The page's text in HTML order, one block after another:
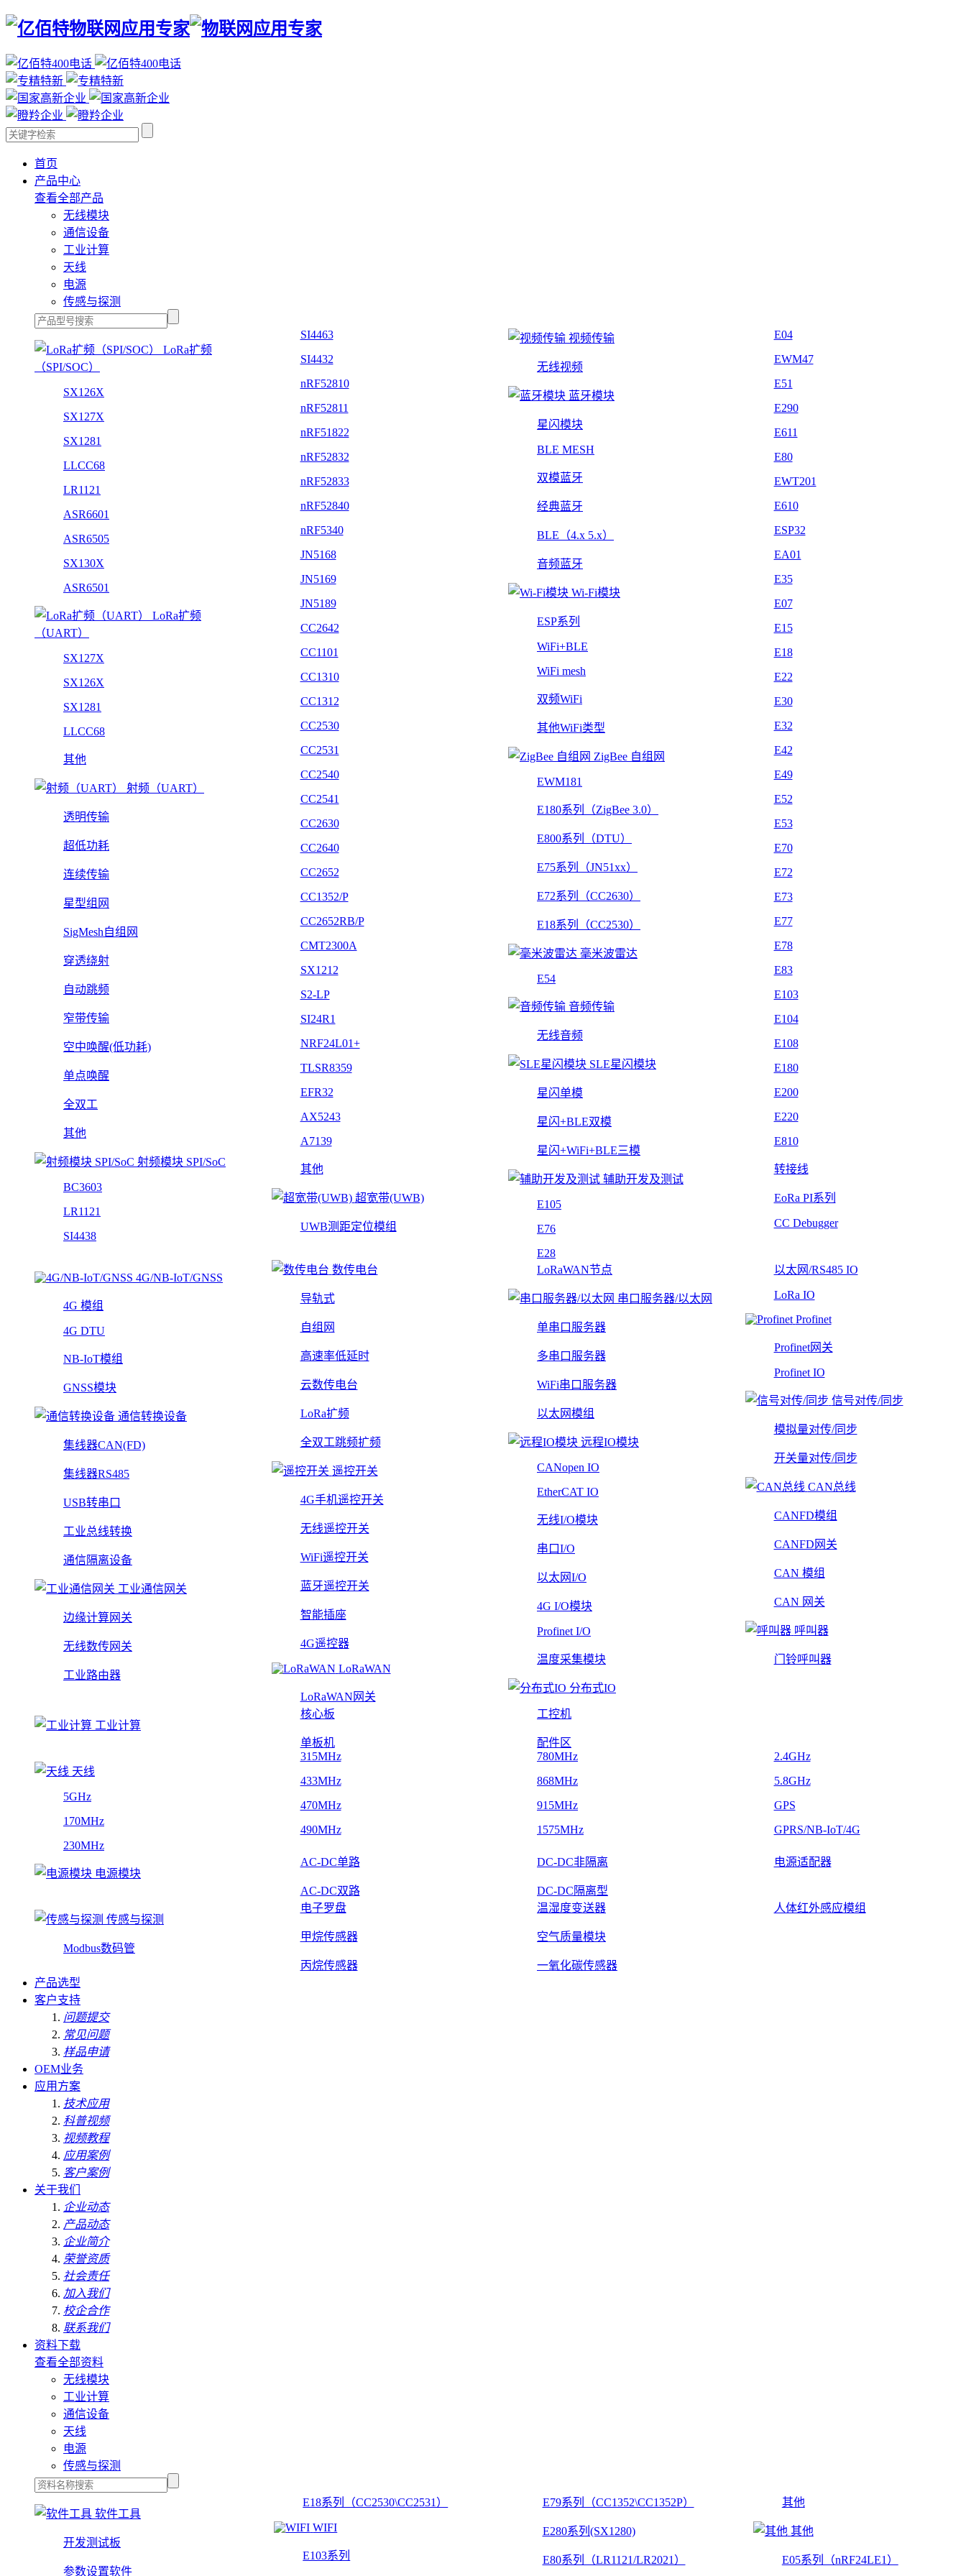
首页
产品中心
查看全部产品
无线模块
通信设备
工业计算
天线
电源
传感与探测
LoRa扩频
（SPI/SOC）
SX126X
SX127X
SX1281
LLCC68
LR1121
ASR6601
ASR6505
SX130X
ASR6501
LoRa扩频
（UART）
SX127X
SX126X
SX1281
LLCC68
其他
射频（UART）
透明传输
超低功耗
连续传输
星型组网
SigMesh自组网
穿透绕射
自动跳频
窄带传输
空中唤醒(低功耗)
单点唤醒
全双工
其他
射频模块 SPI/SoC
BC3603
LR1121
SI4438
SI4463
SI4432
nRF52810
nRF52811
nRF51822
nRF52832
nRF52833
nRF52840
nRF5340
JN5168
JN5169
JN5189
CC2642
CC1101
CC1310
CC1312
CC2530
CC2531
CC2540
CC2541
CC2630
CC2640
CC2652
CC1352/P
CC2652RB/P
CMT2300A
SX1212
S2-LP
SI24R1
NRF24L01+
TLSR8359
EFR32
AX5243
A7139
其他
超宽带(UWB)
UWB测距定位模组
视频传输
无线视频
蓝牙模块
星闪模块
BLE MESH
双模蓝牙
经典蓝牙
BLE（4.x 5.x）
音频蓝牙
Wi-Fi模块
ESP系列
WiFi+BLE
WiFi mesh
双频WiFi
其他WiFi类型
ZigBee 自组网
EWM181
E180系列（ZigBee 3.0）
E800系列（DTU）
E75系列（JN51xx）
E72系列（CC2630）
E18系列（CC2530）
毫米波雷达
E54
音频传输
无线音频
SLE星闪模块
星闪单模
星闪+BLE双模
星闪+WiFi+BLE三模
辅助开发及测试
E105
E76
E28
E04
EWM47
E51
E290
E611
E80
EWT201
E610
ESP32
EA01
E35
E07
E15
E18
E22
E30
E32
E42
E49
E52
E53
E70
E72
E73
E77
E78
E83
E103
E104
E108
E180
E200
E220
E810
转接线
EoRa PI系列
CC Debugger
4G/NB-IoT/GNSS
4G 模组
4G DTU
NB-IoT模组
GNSS模块
通信转换设备
集线器CAN(FD)
集线器RS485
USB转串口
工业总线转换
通信隔离设备
工业通信网关
边缘计算网关
无线数传网关
工业路由器
数传电台
导轨式
自组网
高速率低延时
云数传电台
LoRa扩频
全双工跳频扩频
遥控开关
4G手机遥控开关
无线遥控开关
WiFi遥控开关
蓝牙遥控开关
智能插座
4G遥控器
LoRaWAN
LoRaWAN网关
LoRaWAN节点
串口服务器/以太网
单串口服务器
多串口服务器
WiFi串口服务器
以太网模组
远程IO模块
CANopen IO
EtherCAT IO
无线I/O模块
串口I/O
以太网I/O
4G I/O模块
Profinet I/O
温度采集模块
分布式IO
以太网/RS485 IO
LoRa IO
Profinet
Profinet网关
Profinet IO
信号对传/同步
模拟量对传/同步
开关量对传/同步
CAN总线
CANFD模组
CANFD网关
CAN 模组
CAN 网关
呼叫器
门铃呼叫器
工业计算
核心板
单板机
工控机
配件区
天线
5GHz
170MHz
230MHz
315MHz
433MHz
470MHz
490MHz
780MHz
868MHz
915MHz
1575MHz
2.4GHz
5.8GHz
GPS
GPRS/NB-IoT/4G
电源模块
AC-DC单路
AC-DC双路
DC-DC非隔离
DC-DC隔离型
电源适配器
传感与探测
Modbus数码管
电子罗盘
甲烷传感器
丙烷传感器
温湿度变送器
空气质量模块
一氧化碳传感器
人体红外感应模组
产品选型
客户支持
问题提交
常见问题
样品申请
OEM业务
应用方案
技术应用
科普视频
视频教程
应用案例
客户案例
关于我们
企业动态
产品动态
企业简介
荣誉资质
社会责任
加入我们
校企合作
联系我们
资料下载
查看全部资料
无线模块
工业计算
通信设备
天线
电源
传感与探测
软件工具
开发测试板
参数设置软件
E18系列（CC2530\CC2531）
WIFI
E103系列
E79系列（CC1352\CC1352P）
E280系列(SX1280)
E80系列（LR1121/LR2021）
其他
其他
E05系列（nRF24LE1）